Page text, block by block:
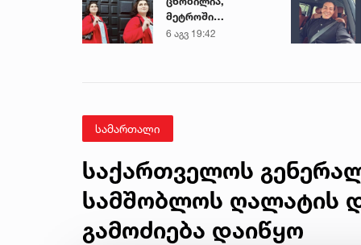
მეტროში
გარდაცვლილი 21
6 აგვ 19:42
სამართალი
საქართველოს
სამშობლოს ღალატის
გამოძიება დაიწყო